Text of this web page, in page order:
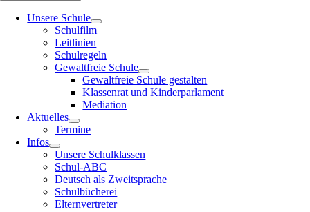
Unsere Schule
Schulfilm
Leitlinien
Schulregeln
Gewaltfreie Schule
Gewaltfreie Schule gestalten
Klassenrat und Kinderparlament
Mediation
Aktuelles
Termine
Infos
Unsere Schulklassen
Schul-ABC
Deutsch als Zweitsprache
Schulbücherei
Elternvertreter